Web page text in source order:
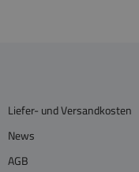
Liefer- und Versandkosten
News
AGB